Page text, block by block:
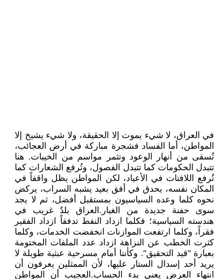
في العراق، لا شيء يموت إلا الحقيقة، ولا شيء يشيخ إلا
المواطن، أما الفساد فشجرة مباركة في أرض العجائب،
تُسقى من أنهار الوعود وتثمر مواسم من الخيبات. هنا
تتبدل الحكومات كما تتبدل الفصول، وتُرفع الشعارات كما
تُرفع اللافتات في الأعياد، لكن المواطن يظل واقفاً في
المكان نفسه، يحدق في أفق بعيد يشبه السراب، يركض
نحوه كلما وعده السياسيون بمستقبل أفضل، ثم لا يجد
سوى حفنة جديدة من الغبار.العراق بلدٌ غريب في
هندسته السياسية؛ فكلما ازداد النفط تدفقاً ازداد الفقير
فقراً، وكلما ارتفعت الموازنات انخفضت الخدمات، وكلما
كثرت الخطب عن النزاهة ازداد عدد الملفات المختومة
بعبارة "قيد التحقيق". وكأننا أمام مسرحية عبثية طويلة لا
يريد أحد إسدال الستار عليها، لأن الممثلين يعرفون أن
انتهاء العرض يعني بدء الحساب.العجيب أن المواطن